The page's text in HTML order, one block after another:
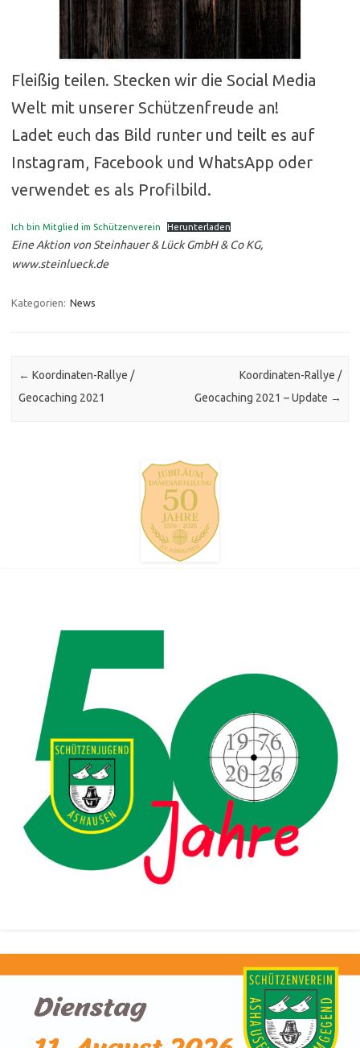
Fleißig teilen. Stecken wir die Social Media
Welt mit unserer Schützenfreude an!
Ladet euch das Bild runter und teilt es auf
Instagram, Facebook und WhatsApp oder
verwendet es als Profilbild.
Ich bin Mitglied im Schützenverein Herunterladen
Eine Aktion von Steinhauer & Lück GmbH & Co KG,
www.steinlueck.de
Kategorien: News
Post navigation
← Koordinaten-Rallye /
Geocaching 2021
Koordinaten-Rallye /
Geocaching 2021 – Update →